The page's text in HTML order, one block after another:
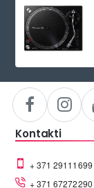
Kontakti
+ 371 29111699
+ 371 67272290